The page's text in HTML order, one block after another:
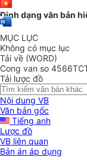
Định dạng văn bản
MỤC LỤC
Không có mục lục
Tải về (WORD)
Cong van so
Tải lược đồ
Nội dung VB
Văn bản gốc
Tiếng anh
Lược đồ
VB liên quan
Bản án áp dụng